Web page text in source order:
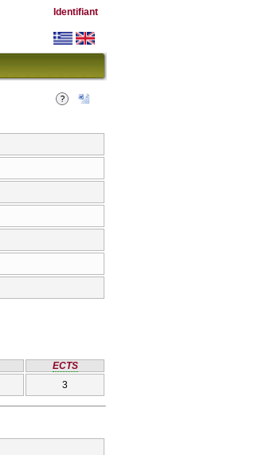
Identifiant
ECTS
3